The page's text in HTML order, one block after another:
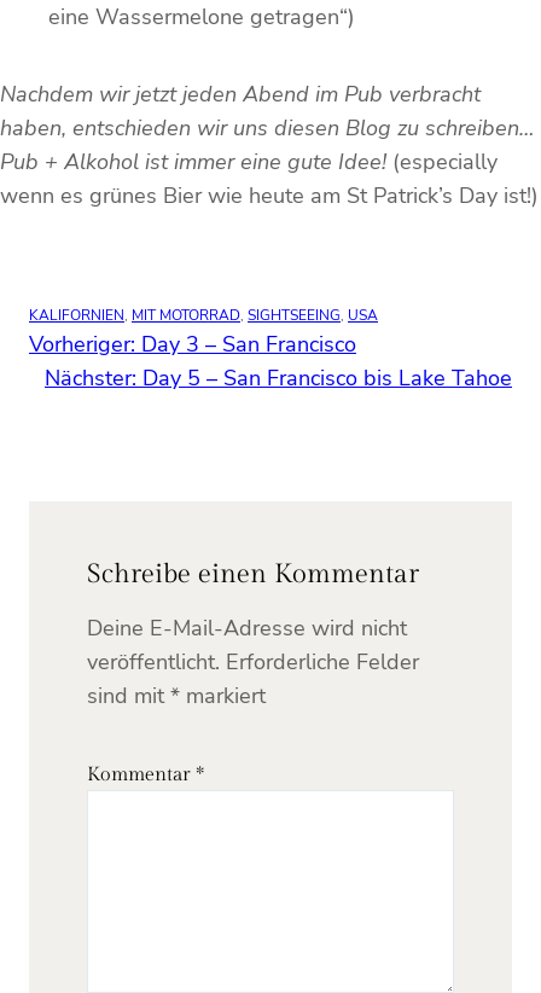
eine Wassermelone getragen“)
Nachdem wir jetzt jeden Abend im Pub verbracht
haben, entschieden wir uns diesen Blog zu schreiben…
Pub + Alkohol ist immer eine gute Idee! (especially
wenn es grünes Bier wie heute am St Patrick’s Day ist!)
KALIFORNIEN, MIT MOTORRAD, SIGHTSEEING, USA
Vorheriger: Day 3 – San Francisco
Nächster: Day 5 – San Francisco bis Lake Tahoe
Schreibe einen Kommentar
Deine E-Mail-Adresse wird nicht
veröffentlicht. Erforderliche Felder
sind mit* markiert
Kommentar *